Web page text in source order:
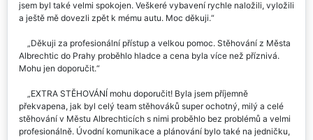
doporučuju. Špičkové stěhovací služby...
Města Albrechtic. Vše pro mě rychle naplánovali a s vašimi pracovníky
jsem byl také velmi spokojen. Veškeré vybavení rychle naložili, vyložili
a ještě mě dovezli zpět k mému autu. Moc děkuji.
Děkuji za profesionální přístup a velkou pomoc. Stěhování z Města
Albrechtic do Prahy proběhlo hladce a cena byla více než příznivá.
Mohu jen doporučit.